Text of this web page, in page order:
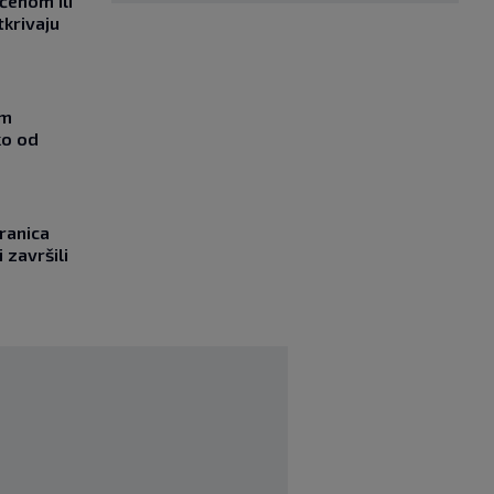
od
završili